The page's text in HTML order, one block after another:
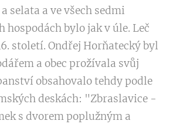
selata a ve všech sedmi
hospodách bylo jak v úle. Leč
století. Ondřej Horňatecký byl
a obec prožívala svůj
obsahovalo tehdy podle
deskách: "Zbraslavice -
s dvorem poplužným a